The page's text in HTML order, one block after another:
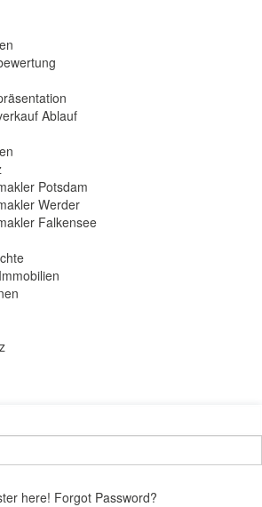
Ablauf
Potsdam
Werder
Falkensee
here! Forgot Password?